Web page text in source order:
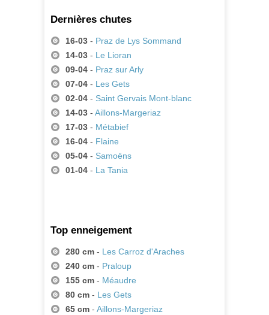
Dernières chutes
16-03 - Praz de Lys Sommand
14-03 - Le Lioran
09-04 - Praz sur Arly
07-04 - Les Gets
02-04 - Saint Gervais Mont-blanc
14-03 - Aillons-Margeriaz
17-03 - Métabief
16-04 - Flaine
05-04 - Samoëns
01-04 - La Tania
Top enneigement
280 cm - Les Carroz d'Araches
240 cm - Praloup
155 cm - Méaudre
80 cm - Les Gets
65 cm - Aillons-Margeriaz